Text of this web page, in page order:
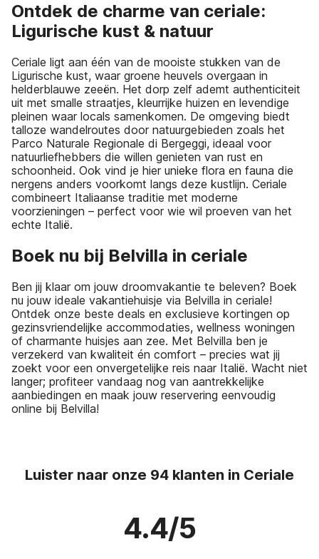
Ontdek de charme van ceriale:
Ligurische kust & natuur
Ceriale ligt aan één van de mooiste stukken van de
Ligurische kust, waar groene heuvels overgaan in
helderblauwe zeeën. Het dorp zelf ademt authenticiteit
uit met smalle straatjes, kleurrijke huizen en levendige
pleinen waar locals samenkomen. De omgeving biedt
talloze wandelroutes door natuurgebieden zoals het
Parco Naturale Regionale di Bergeggi, ideaal voor
natuurliefhebbers die willen genieten van rust en
schoonheid. Ook vind je hier unieke flora en fauna die
nergens anders voorkomt langs deze kustlijn. Ceriale
combineert Italiaanse traditie met moderne
voorzieningen – perfect voor wie wil proeven van het
echte Italië.
Boek nu bij Belvilla in ceriale
Ben jij klaar om jouw droomvakantie te beleven? Boek
nu jouw ideale vakantiehuisje via Belvilla in ceriale!
Ontdek onze beste deals en exclusieve kortingen op
gezinsvriendelijke accommodaties, wellness woningen
of charmante huisjes aan zee. Met Belvilla ben je
verzekerd van kwaliteit én comfort – precies wat jij
zoekt voor een onvergetelijke reis naar Italië. Wacht niet
langer; profiteer vandaag nog van aantrekkelijke
aanbiedingen en maak jouw reservering eenvoudig
online bij Belvilla!
Luister naar onze 94 klanten in Ceriale
4.4/5